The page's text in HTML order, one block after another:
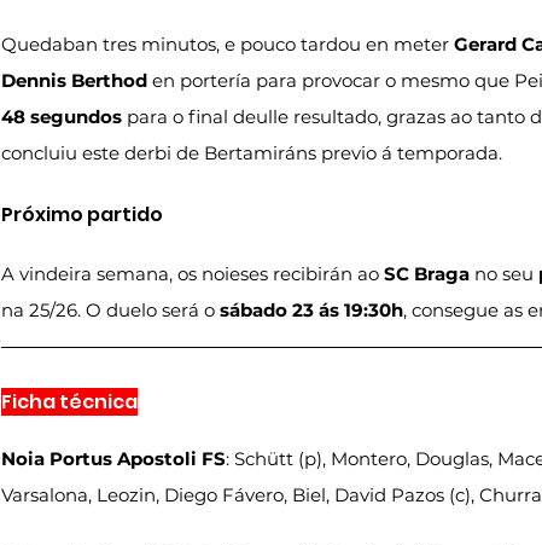
Quedaban tres minutos, e pouco tardou en meter Gerard
Dennis Berthod en portería para provocar o mesmo que
48 segundos para o final deulle resultado, grazas ao tanto
concluiu este derbi de Bertamiráns previo á temporada.
Próximo partido
A vindeira semana, os noieses recibirán ao SC Braga no seu
na 25/26. O duelo será o sábado 23 ás 19:30h, consegue as
Ficha técnica
Noia Portus Apostoli FS: Schütt (p), Montero, Douglas,
Varsalona, Leozin, Diego Fávero, Biel, David Pazos (c),